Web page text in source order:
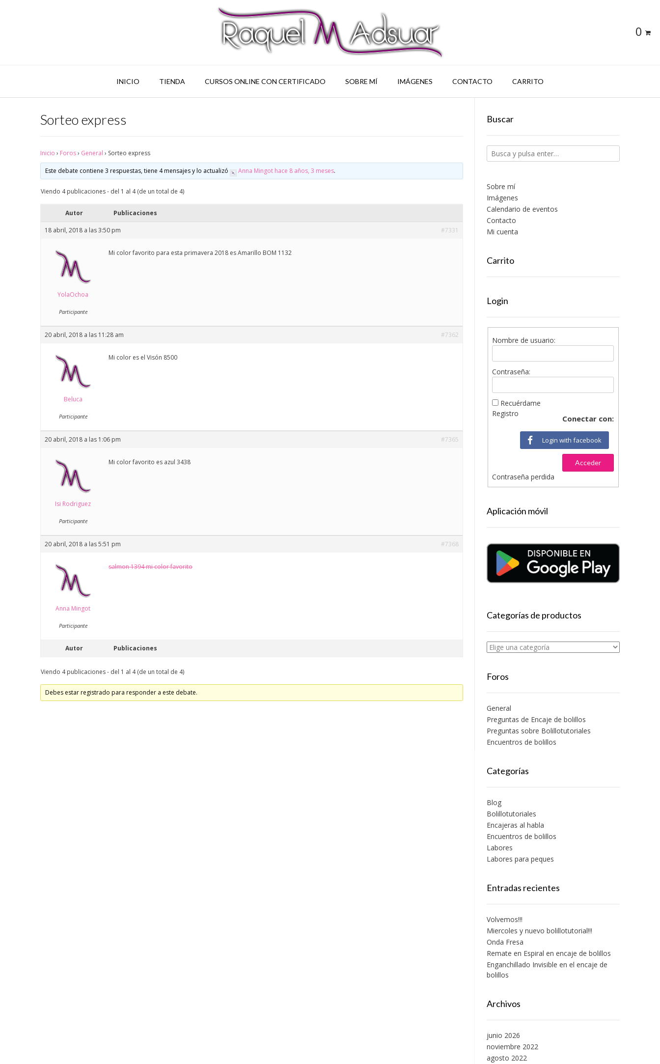
0
INICIO TIENDA CURSOS ONLINE CON CERTIFICADO SOBRE MÍ IMÁGENES CONTACTO CARRITO
Sorteo express
Inicio › Foros› General › Sorteo express
Este debate contiene 3 respuestas, tiene 4 mensajes y lo actualizó Anna Mingot hace 8 años, 3 meses.
Viendo 4 publicaciones - del 1 al 4 (de un total de 4)
Autor Publicaciones
18 abril, 2018 a las 3:50 pm #7331
YolaOchoa
Participante
Mi color favorito para esta primavera 2018 es Amarillo BOM 1132
20 abril, 2018 a las 11:28 am #7362
Beluca
Participante
Mi color es el Visón 8500
20 abril, 2018 a las 1:06 pm #7365
Isi Rodriguez
Participante
Mi color favorito es azul 3438
20 abril, 2018 a las 5:51 pm #7368
Anna Mingot
Participante
salmon 1394 mi color favorito
Autor Publicaciones
Viendo 4 publicaciones - del 1 al 4 (de un total de 4)
Debes estar registrado para responder a este debate.
Buscar
Sobre mí
Imágenes
Calendario de eventos
Contacto
Mi cuenta
Carrito
Login
Nombre de usuario:
Contraseña:
Recuérdame
Conectar con:
Login with facebook
Acceder
Registro
Contraseña perdida
Aplicación móvil
Categorías de productos
Foros
General
Preguntas de Encaje de bolillos
Preguntas sobre Bolillotutoriales
Encuentros de bolillos
Categorías
Blog
Bolillotutoriales
Encajeras al habla
Encuentros de bolillos
Labores
Labores para peques
Entradas recientes
Volvemos!!!
Miercoles y nuevo bolillotutorial!!!
Onda Fresa
Remate en Espiral en encaje de bolillos
Enganchillado Invisible en el encaje de
bolillos
Archivos
junio 2026
noviembre 2022
agosto 2022